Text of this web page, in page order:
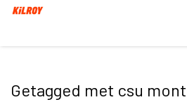
Getagged met csu